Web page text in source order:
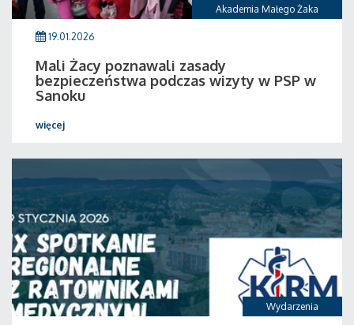
Akademia Małego Żaka
19.01.2026
Mali Żacy poznawali zasady
bezpieczeństwa podczas wizyty w PSP w
Sanoku
więcej
Wydarzenia